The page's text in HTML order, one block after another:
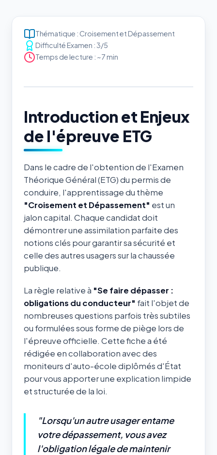
Thématique : Croisement et Dépassement
Difficulté Examen : 3/5
Temps de lecture : ~7 min
Introduction et Enjeux
de l'épreuve ETG
Dans le cadre de l'obtention de l'Examen
Théorique Général (ETG) du permis de
conduire, l'apprentissage du thème
"Croisement et Dépassement" est un
jalon capital. Chaque candidat doit
démontrer une assimilation parfaite des
notions clés pour garantir sa sécurité et
celle des autres usagers sur la chaussée
publique.
La règle relative à "Se faire dépasser :
obligations du conducteur" fait l'objet de
nombreuses questions parfois très subtiles
ou formulées sous forme de piège lors de
l'épreuve officielle. Cette fiche a été
rédigée en collaboration avec des
moniteurs d'auto-école diplômés d'État
pour vous apporter une explication limpide
et structurée de la loi.
"Lorsqu'un autre usager entame
votre dépassement, vous avez
l'obligation légale de maintenir